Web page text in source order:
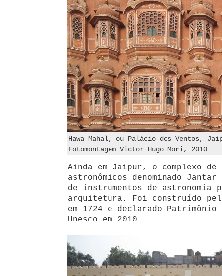
Hawa Mahal, ou Palácio dos Ventos,
Fotomontagem Victor Hugo Mori, 2010
Ainda em Jaipur, o complexo
astronômicos denominado
de instrumentos de astronomia
arquitetura. Foi construído
em 1724 e declarado Patrimônio
Unesco em 2010.